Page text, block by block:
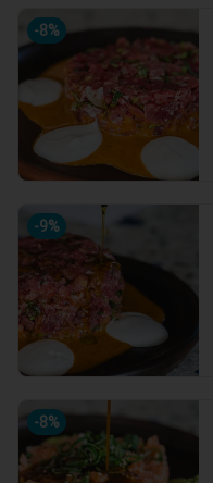
-8%
-9%
-8%